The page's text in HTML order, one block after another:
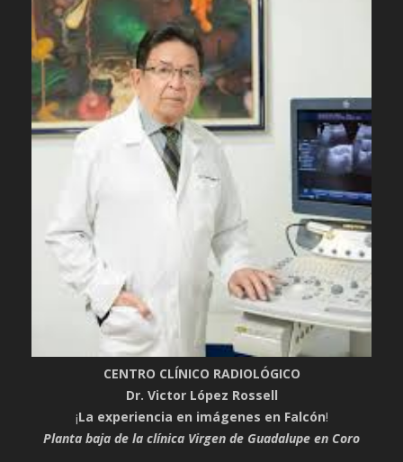
CENTRO CLÍNICO RADIOLÓGICO
Dr. Victor López Rossell
¡La experiencia en imágenes en Falcón!
Planta baja de la clínica Virgen de Guadalupe en Coro